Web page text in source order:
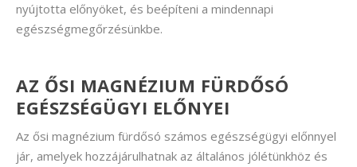
nyújtotta előnyöket, és beépíteni a mindennapi
egészségmegőrzésünkbe.
AZ ŐSI MAGNÉZIUM FÜRDŐSÓ
EGÉSZSÉGÜGYI ELŐNYEI
Az ősi magnézium fürdősó számos egészségügyi előnnyel
jár, amelyek hozzájárulhatnak az általános jólétünkhöz és